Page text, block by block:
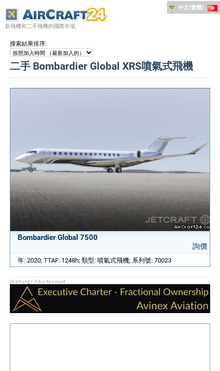
新飛機和二手飛機的國際市場。
中文(繁體)
搜索結果排序:
二手 Bombardier Global XRS噴氣式飛機
Bombardier Global 7500
詢價
年: 2020; TTAF: 1248h; 類型: 噴氣式飛機; 系列號: 70023